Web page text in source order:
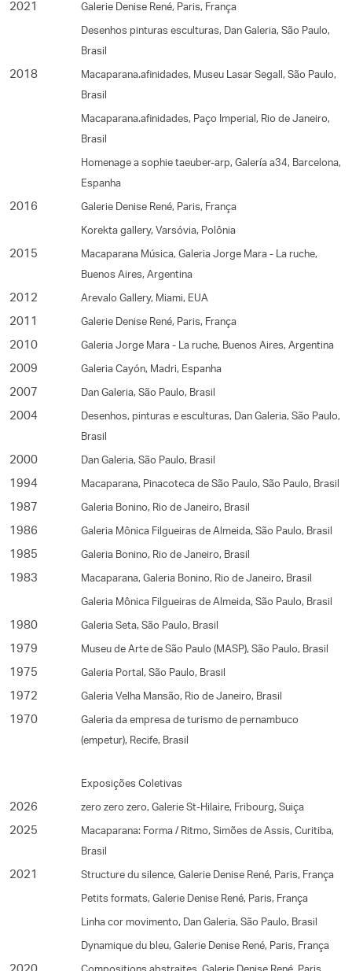
2021
Galerie Denise René, Paris, França
Desenhos pinturas esculturas, Dan Galeria, São Paulo,
Brasil
2018
Macaparana.afinidades, Museu Lasar Segall, São Paulo,
Brasil
Macaparana.afinidades, Paço Imperial, Rio de Janeiro,
Brasil
Homenage a sophie taeuber-arp, Galería a34, Barcelona,
Espanha
2016
Galerie Denise René, Paris, França
Korekta gallery, Varsóvia, Polônia
2015
Macaparana Música, Galeria Jorge Mara - La ruche,
Buenos Aires, Argentina
2012 Arevalo Gallery, Miami, EUA
2011 Galerie Denise René, Paris, França
2010 Galeria Jorge Mara - La ruche, Buenos Aires, Argentina
2009 Galeria Cayón, Madri, Espanha
2007 Dan Galeria, São Paulo, Brasil
2004
Desenhos, pinturas e esculturas, Dan Galeria, São Paulo,
Brasil
2000 Dan Galeria, São Paulo, Brasil
1994 Macaparana, Pinacoteca de São Paulo, São Paulo, Brasil
1987 Galeria Bonino, Rio de Janeiro, Brasil
1986 Galeria Mônica Filgueiras de Almeida, São Paulo, Brasil
1985 Galeria Bonino, Rio de Janeiro, Brasil
1983
Macaparana, Galeria Bonino, Rio de Janeiro, Brasil
Galeria Mônica Filgueiras de Almeida, São Paulo, Brasil
1980 Galeria Seta, São Paulo, Brasil
1979 Museu de Arte de São Paulo (MASP), São Paulo, Brasil
1975 Galeria Portal, São Paulo, Brasil
1972 Galeria Velha Mansão, Rio de Janeiro, Brasil
1970
Galeria da empresa de turismo de pernambuco
(empetur), Recife, Brasil
Exposições Coletivas
2026 zero zero zero, Galerie St-Hilaire, Fribourg, Suiça
2025
Macaparana: Forma / Ritmo, Simões de Assis, Curitiba,
Brasil
2021
Structure du silence, Galerie Denise René, Paris, França
Petits formats, Galerie Denise René, Paris, França
Linha cor movimento, Dan Galeria, São Paulo, Brasil
Dynamique du bleu, Galerie Denise René, Paris, França